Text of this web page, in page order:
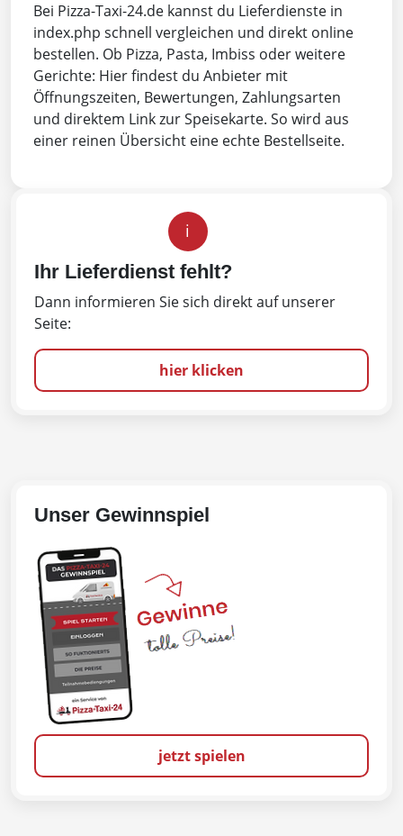
Bei Pizza-Taxi-24.de kannst du Lieferdienste in
index.php schnell vergleichen und direkt online
bestellen. Ob Pizza, Pasta, Imbiss oder weitere
Gerichte: Hier findest du Anbieter mit
Öffnungszeiten, Bewertungen, Zahlungsarten
und direktem Link zur Speisekarte. So wird aus
einer reinen Übersicht eine echte Bestellseite.
i
Ihr Lieferdienst fehlt?
Dann informieren Sie sich direkt auf unserer
Seite:
hier klicken
Unser Gewinnspiel
jetzt spielen